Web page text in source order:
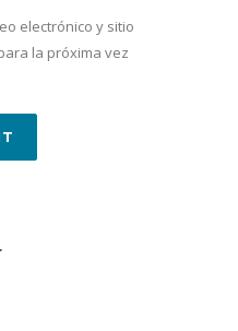
electrónico y sitio
la próxima vez